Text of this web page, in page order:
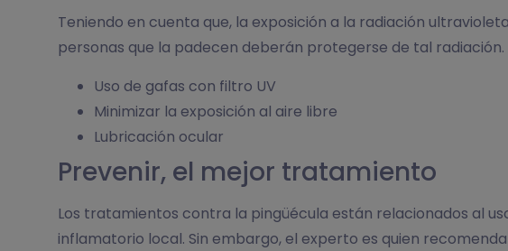
Teniendo en cuenta que, la exposición a la radiación
personas que la padecen deberán protegerse de tal
Uso de gafas con filtro UV
Minimizar la exposición al aire libre
Lubricación ocular
Prevenir, el mejor tratamiento
Los tratamientos contra la pingüécula están relacionados al
inflamatorio local. Sin embargo, el experto es quien